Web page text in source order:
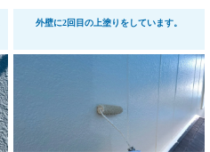
外壁に2回目の上塗りをしています。